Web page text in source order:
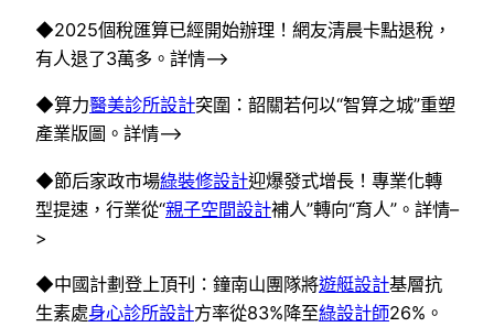
◆2025個稅匯算已經開始辦理！網友清晨卡點退稅，
有人退了3萬多。詳情–>
◆算力醫美診所設計突圍：韶關若何以“智算之城”重塑
產業版圖。詳情–>
◆節后家政市場綠裝修設計迎爆發式增長！專業化轉
型提速，行業從“親子空間設計補人”轉向“育人”。詳情–
>
◆中國計劃登上頂刊：鐘南山團隊將遊艇設計基層抗
生素處身心診所設計方率從83%降至綠設計師26%。